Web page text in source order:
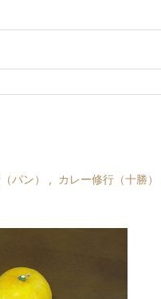
パン） , カレー修行（十勝）